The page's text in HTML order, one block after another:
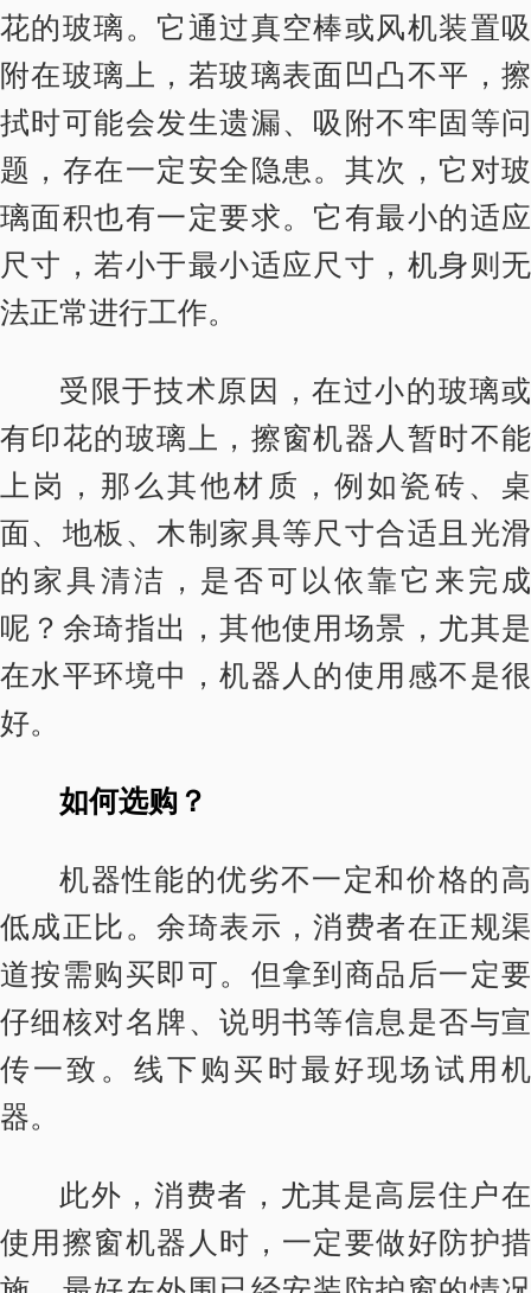
花的玻璃。它通过真空棒或风机装置吸
附在玻璃上，若玻璃表面凹凸不平，擦
拭时可能会发生遗漏、吸附不牢固等问
题，存在一定安全隐患。其次，它对玻
璃面积也有一定要求。它有最小的适应
尺寸，若小于最小适应尺寸，机身则无
法正常进行工作。
受限于技术原因，在过小的玻璃或
有印花的玻璃上，擦窗机器人暂时不能
上岗，那么其他材质，例如瓷砖、桌
面、地板、木制家具等尺寸合适且光滑
的家具清洁，是否可以依靠它来完成
呢？余琦指出，其他使用场景，尤其是
在水平环境中，机器人的使用感不是很
好。
如何选购？
机器性能的优劣不一定和价格的高
低成正比。余琦表示，消费者在正规渠
道按需购买即可。但拿到商品后一定要
仔细核对名牌、说明书等信息是否与宣
传一致。线下购买时最好现场试用机
器。
此外，消费者，尤其是高层住户在
使用擦窗机器人时，一定要做好防护措